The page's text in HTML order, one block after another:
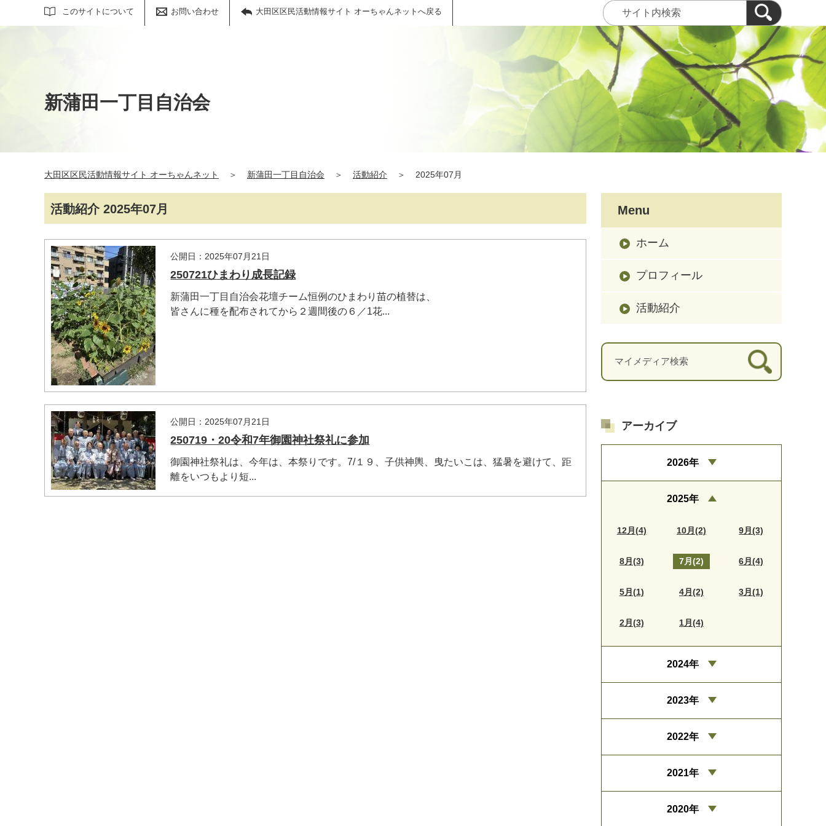
このサイトについて お問い合わせ 大田区区民活動情報サイト オーちゃんネットへ戻る
サイト内検索
新蒲田一丁目自治会
大田区区民活動情報サイト オーちゃんネット ＞ 新蒲田一丁目自治会 ＞ 活動紹介 ＞ 2025年07月
活動紹介 2025年07月
公開日：2025年07月21日
250721ひまわり成長記録
新蒲田一丁目自治会花壇チーム恒例のひまわり苗の植替は、
皆さんに種を配布されてから２週間後の６／1花...
公開日：2025年07月21日
250719・20令和7年御園神社祭礼に参加
御園神社祭礼は、今年は、本祭りです。7/１９、子供神輿、曳たいこは、猛暑を避けて、距
離をいつもより短...
Menu
ホーム
プロフィール
活動紹介
マイメディア検索
アーカイブ
2026年
2025年
12月(4) 10月(2) 9月(3)
8月(3) 7月(2) 6月(4)
5月(1) 4月(2) 3月(1)
2月(3) 1月(4)
2024年
2023年
2022年
2021年
2020年